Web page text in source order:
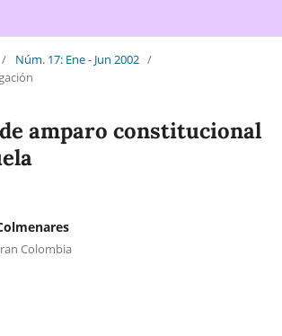
/ Núm. 17: Ene - Jun 2002 /
amparo constitucional
Colombia